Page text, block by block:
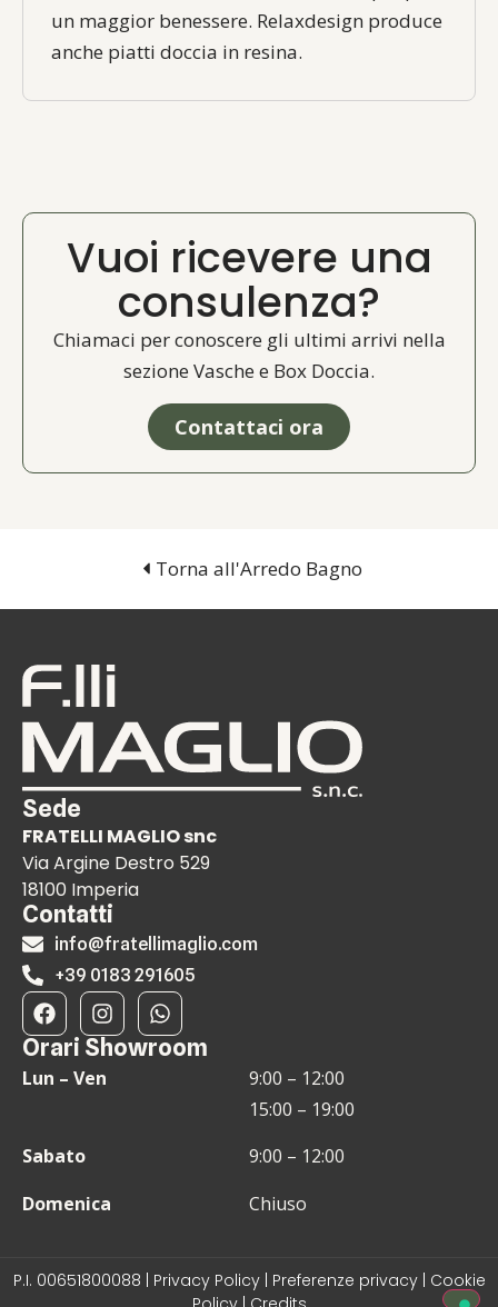
un maggior benessere. Relaxdesign produce
anche piatti doccia in resina.
Vuoi ricevere una
consulenza?
Chiamaci per conoscere gli ultimi arrivi nella
sezione Vasche e Box Doccia.
Contattaci ora
Torna all'Arredo Bagno
Sede
FRATELLI MAGLIO snc
Via Argine Destro 529
18100 Imperia
Contatti
info@fratellimaglio.com
+39 0183 291605
Orari Showroom
Lun – Ven
9:00 – 12:00
15:00 – 19:00
Sabato
9:00 – 12:00
Domenica
Chiuso
P.I. 00651800088 | Privacy Policy| Preferenze privacy| Cookie